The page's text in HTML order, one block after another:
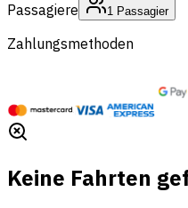
Passagiere 1 Passagier
Zahlungsmethoden
Keine Fahrten